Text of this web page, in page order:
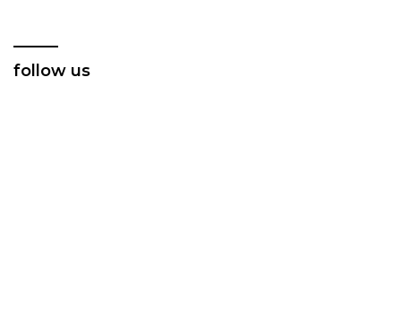
follow us